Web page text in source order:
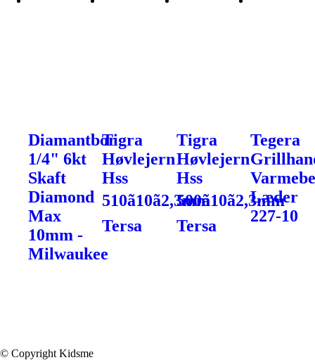
Diamantbor
1/4" 6kt
Skaft
Diamond
Max
10mm -
Milwaukee
Tigra
Høvlejern
Hss
510ã10ã2,3mm
Tersa
Tigra
Høvlejern
Hss
500ã10ã2,3mm
Tersa
Tegera
Læder
227-10
© Copyright Kidsme